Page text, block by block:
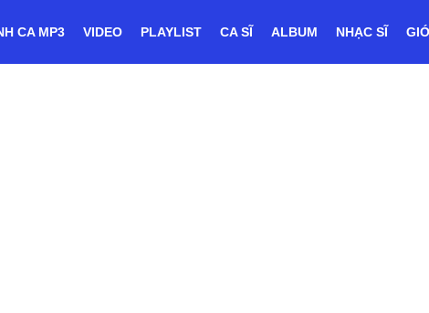
CA MP3 VIDEO PLAYLIST CA SĨ ALBUM NHẠC SĨ